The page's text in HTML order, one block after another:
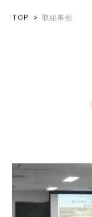
TOP 取組事例